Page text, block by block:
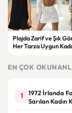
Plajda Zarif ve Şık
Her Tarza Uygun
EN ÇOK
1
1972 İrlanda
Sarılan Kadın